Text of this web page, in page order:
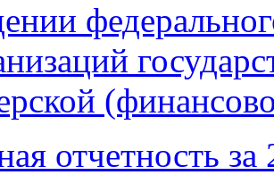
отчетность за